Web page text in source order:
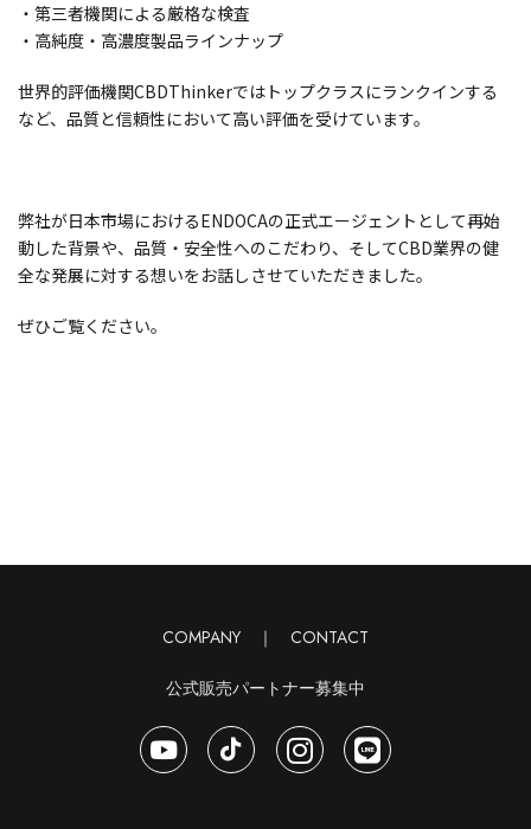
・第三者機関による厳格な検査
・高純度・高濃度製品ラインナップ
世界的評価機関CBDThinkerではトップクラスにランクインする
など、品質と信頼性において高い評価を受けています。
弊社が日本市場におけるENDOCAの正式エージェントとして再始
動した背景や、品質・安全性へのこだわり、そしてCBD業界の健
全な発展に対する想いをお話しさせていただきました。
ぜひご覧ください。
COMPANY ｜ CONTACT
公式販売パートナー募集中